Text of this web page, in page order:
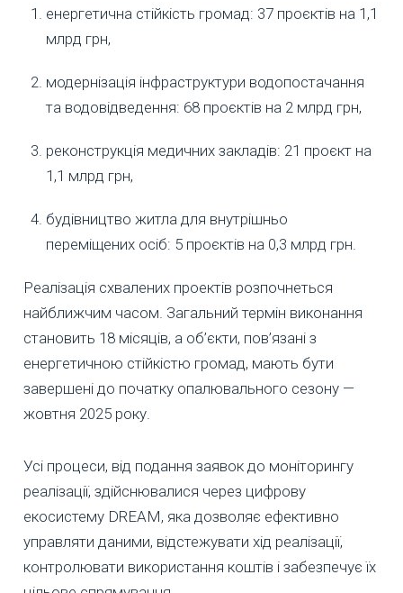
енергетична стійкість громад: 37 проєктів на 1,1
млрд грн,
модернізація інфраструктури водопостачання
та водовідведення: 68 проєктів на 2 млрд грн,
реконструкція медичних закладів: 21 проєкт на
1,1 млрд грн,
будівництво житла для внутрішньо
переміщених осіб: 5 проєктів на 0,3 млрд грн.
Реалізація схвалених проектів розпочнеться
найближчим часом. Загальний термін виконання
становить 18 місяців, а об’єкти, пов’язані з
енергетичною стійкістю громад, мають бути
завершені до початку опалювального сезону —
жовтня 2025 року.
Усі процеси, від подання заявок до моніторингу
реалізації, здійснювалися через цифрову
екосистему DREAM, яка дозволяє ефективно
управляти даними, відстежувати хід реалізації,
контролювати використання коштів і забезпечує їх